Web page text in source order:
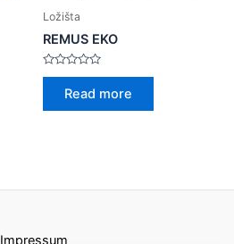
Ložišta
REMUS EKO
Rated
Read more